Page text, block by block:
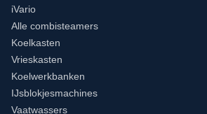
iVario
Alle combisteamers
Koelkasten
Vrieskasten
Koelwerkbanken
IJsblokjesmachines
Vaatwassers